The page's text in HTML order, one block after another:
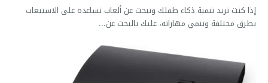
إذا كنت تريد تنمية ذكاء طفلك وتبحث عن ألعاب تساعده على الاستيعاب
بطرق مختلفة وتنمي مهاراته، عليك بالبحث عن...